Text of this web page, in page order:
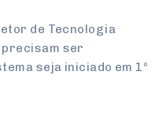
de Tecnologia
ser
seja iniciado em 1º